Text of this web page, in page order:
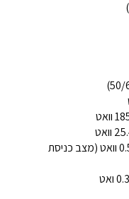
פחות מ-0.5 וואט (מצב כניסת